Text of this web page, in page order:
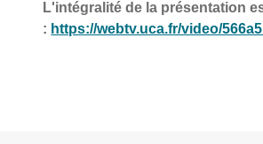
L'intégralité de la présentation
: https://webtv.uca.fr/video/